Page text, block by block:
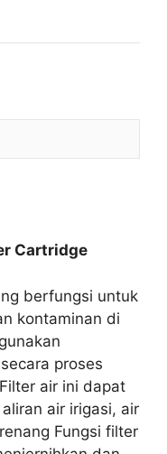
Cartridge
berfungsi untuk
kontaminan di
proses
air ini dapat
air irigasi, air
Fungsi filter